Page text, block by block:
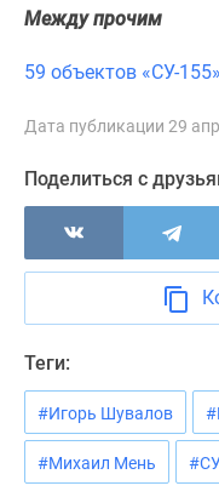
ипотека
ипотека
программы
Медиа
Новости
недвижимости
рынка
Покупателю
Экспертиза
новостроек
Эксперты
Между прочим
59 объектов «СУ-
Дата публикации 29
Поделиться с
Теги:
#Игорь Шувалов
#Михаил Мень